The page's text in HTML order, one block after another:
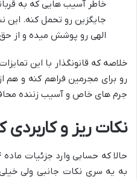
خاطر آسیب هایی که به
جایگزین رو تحمل کنه. این
الهی رو پوشش میده و از
خلاصه که قانونگذار با این
رو برای مجرمین فراهم کنه و هم
جرم های خاص و آسیب زننده
نکات ریز و کاربردی
به یه سری نکات جانبی ولی